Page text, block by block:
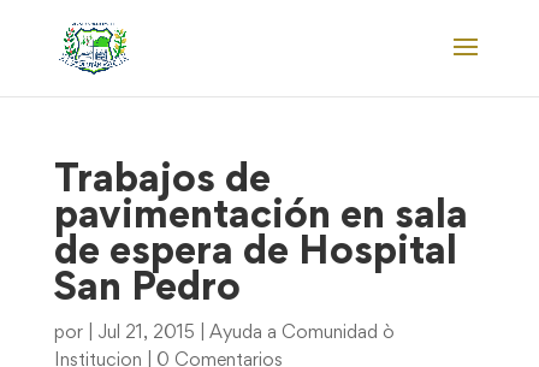
Trabajos de
pavimentación en sala
de espera de Hospital
San Pedro
por Jul 21, 2015
Ayuda a Comunidad ò
Institucion
0 Comentarios